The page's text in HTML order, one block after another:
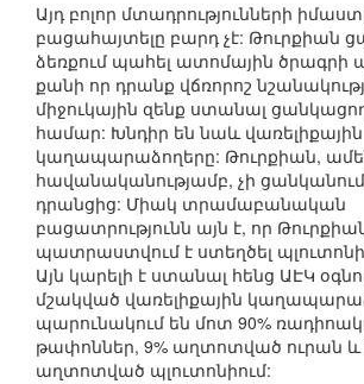
Այդ բոլոր մտադրությունների
բացահայտելը բարդ չէ: Թուրքիան
ձեռքում պահել ատոմային ծրագրի
քանի որ դրանք վճռորոշ
միջուկային զենք ստանալ
համար: Խնդիր են նաև վառելիքային
կաղապարաձողերը: Թուրքիան,
հավանականությամբ, չի
դրանցից: Միակ տրամաբանական
բացատրությունն այն է, որ
պատրաստվում է ստեղծել
Այն կարելի է ստանալ հենց ԱԷԿ
մշակված վառելիքային
պարունակում են մոտ 90%
թափոններ, 9% աղտոտված ուրան և
աղտոտված պլուտոնիում: